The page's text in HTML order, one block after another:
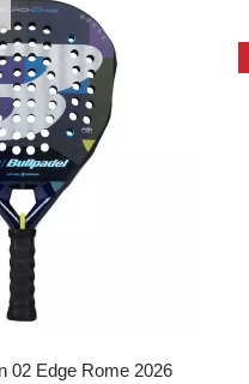
02 Edge Rome 2026